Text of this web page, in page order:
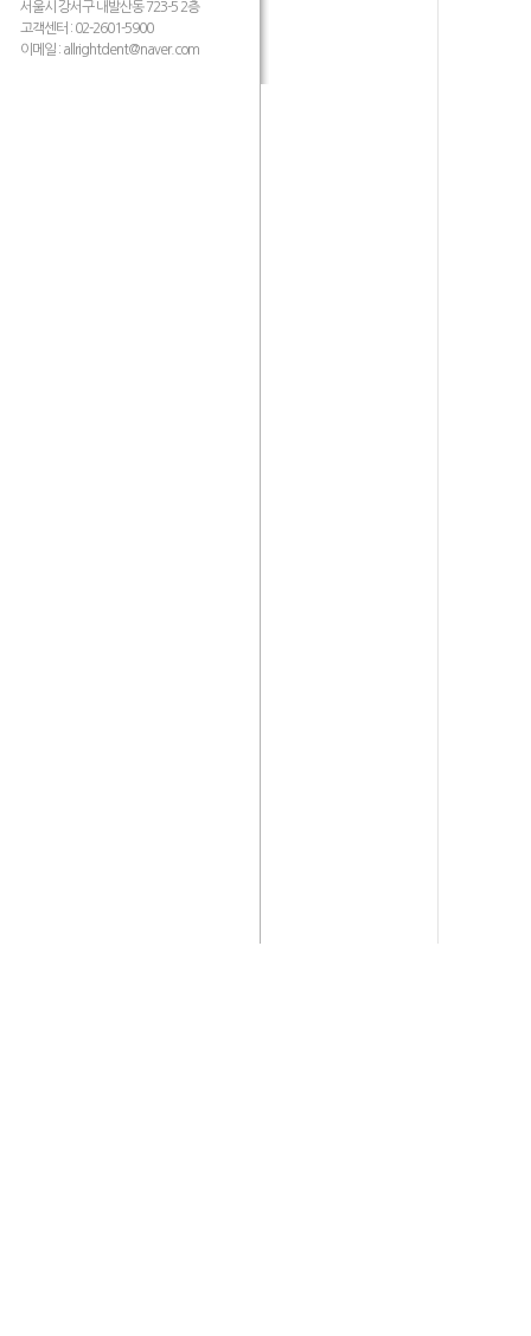
서울시 강서구 내발산동 723-5 2층
고객센터 : 02-2601-5900
이메일 : allrightdent@naver.com